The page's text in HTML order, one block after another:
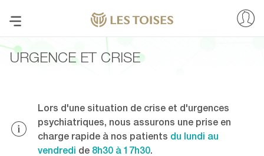
URGENCE ET CRISE
Lors d'une situation de crise et d'urgences
psychiatriques, nous assurons une prise en
charge rapide à nos patients du lundi au
vendredi de 8h30 à 17h30.